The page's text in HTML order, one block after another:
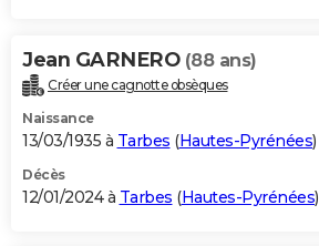
Jean GARNERO (88 ans)
Créer une cagnotte obsèques
Naissance
13/03/1935 à Tarbes (Hautes-Pyrénées)
Décès
12/01/2024 à Tarbes (Hautes-Pyrénées)